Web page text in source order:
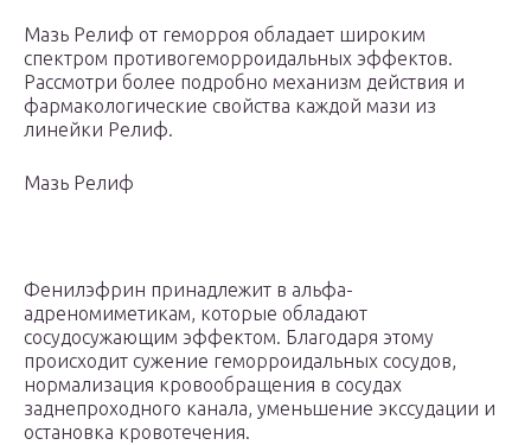
Мазь Релиф от геморроя обладает широким
спектром противогеморроидальных эффектов.
Рассмотри более подробно механизм действия и
фармакологические свойства каждой мази из
линейки Релиф.
Мазь Релиф
Фенилэфрин принадлежит в альфа-
адреномиметикам, которые обладают
сосудосужающим эффектом. Благодаря этому
происходит сужение геморроидальных сосудов,
нормализация кровообращения в сосудах
заднепроходного канала, уменьшение экссудации и
остановка кровотечения.